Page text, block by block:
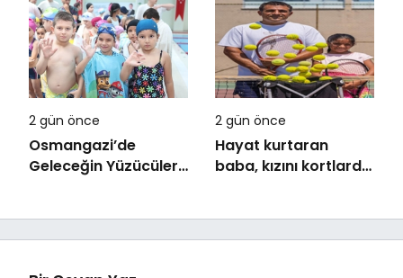
2 gün önce
Osmangazi’de
Geleceğin Yüzücüleri
2 gün önce
Hayat kurtaran
baba, kızını kortlarda